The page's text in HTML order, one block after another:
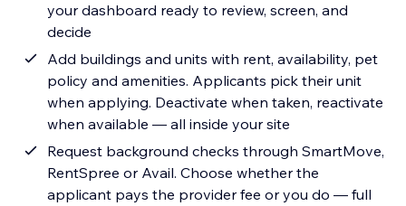
your dashboard ready to review, screen, and
decide
Add buildings and units with rent, availability, pet
policy and amenities. Applicants pick their unit
when applying. Deactivate when taken, reactivate
when available — all inside your site
Request background checks through SmartMove,
RentSpree or Avail. Choose whether the
applicant pays the provider fee or you do — full